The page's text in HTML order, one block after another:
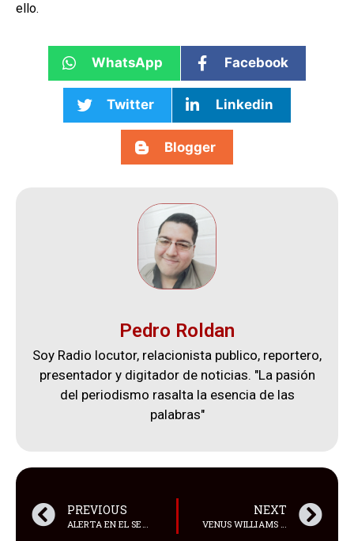
ello.
WhatsApp Facebook
Twitter Linkedin
Blogger
Pedro Roldan
Soy Radio locutor, relacionista publico, reportero,
presentador y digitador de noticias. "La pasión
del periodismo rasalta la esencia de las
palabras"
PREVIOUS NEXT